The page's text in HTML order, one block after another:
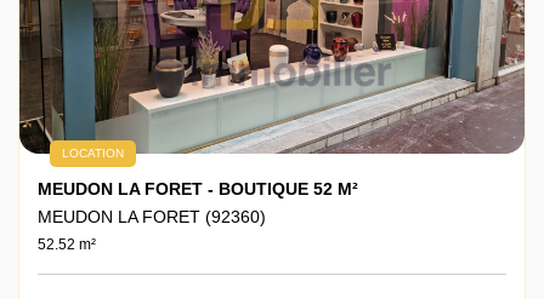
LOCATION
MEUDON LA FORET - BOUTIQUE 52 M²
MEUDON LA FORET (92360)
52.52 m²